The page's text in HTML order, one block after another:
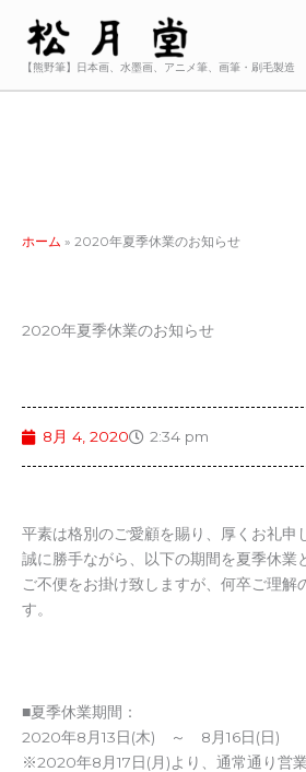
ス
【熊野筆】日本画、水墨画、アニメ筆、画筆・刷毛製造
ホーム » 2020年夏季休業のお知らせ
2020年夏季休業のお知らせ
8月 4, 2020 2:34 pm
平素は格別のご愛顧を賜り、厚くお礼申
誠に勝手ながら、以下の期間を夏季休業
ご不便をお掛け致しますが、何卒ご理解
す。
■夏季休業期間：
2020年8月13日(木) ～ 8月16日(日)
※2020年8月17日(月)より、通常通り営業